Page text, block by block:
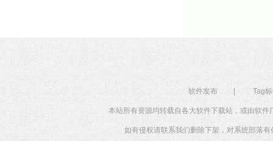
软件发布 | Tag
本站所有资源均转载自各大软件下载站，或由软
如有侵权请联系我们删除下架，对系统部落